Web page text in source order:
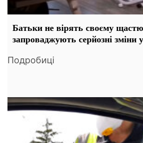
Батьки не вірять своєму
запроваджують серйозні зміни
Подробиці